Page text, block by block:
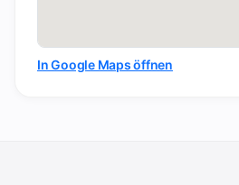
In Google Maps öffnen